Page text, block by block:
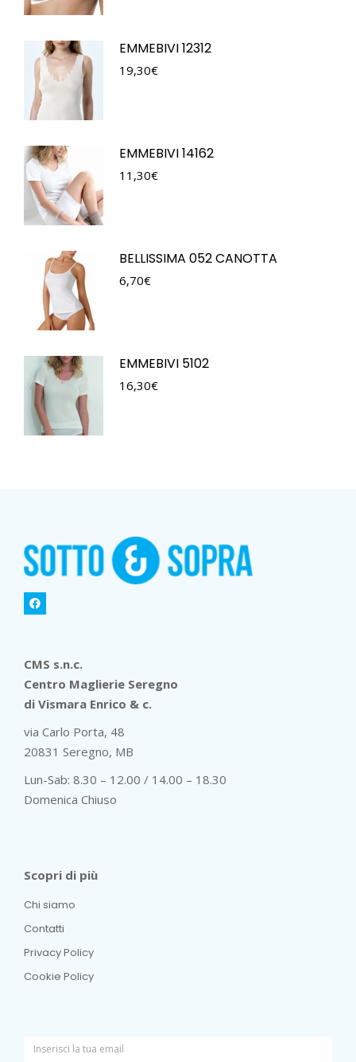
EMMEBIVI 12312
19,30€
EMMEBIVI 14162
11,30€
BELLISSIMA 052 CANOTTA
6,70€
EMMEBIVI 5102
16,30€
CMS s.n.c.
Centro Maglierie Seregno
di Vismara Enrico & c.
via Carlo Porta, 48
20831 Seregno, MB
Lun-Sab: 8.30 – 12.00 / 14.00 – 18.30
Domenica Chiuso
Scopri di più
Chi siamo
Contatti
Privacy Policy
Cookie Policy